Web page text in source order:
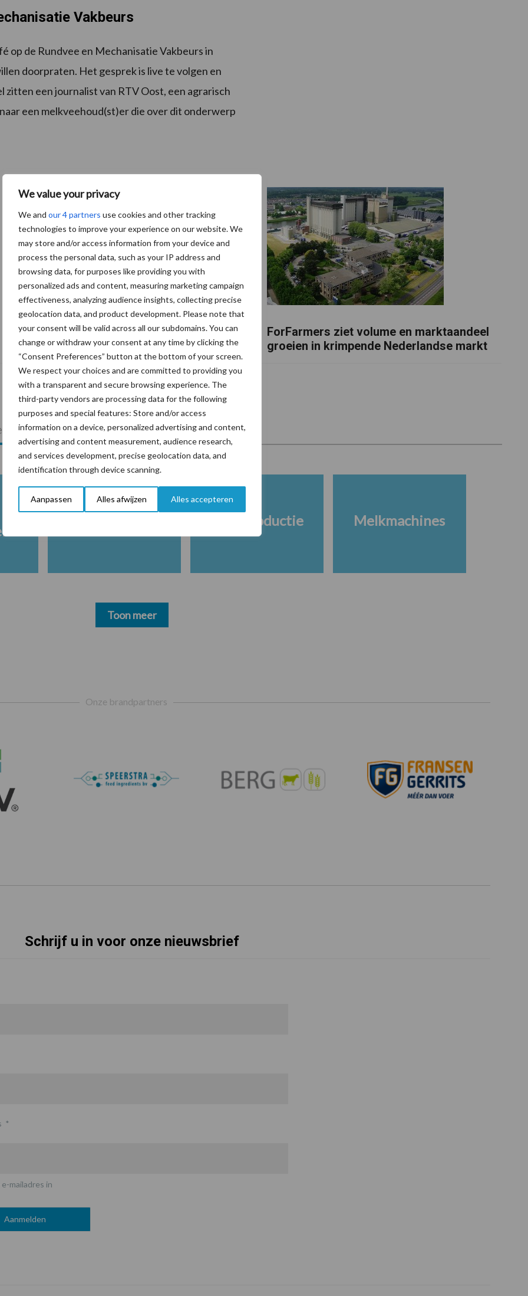
We value your privacy
We and our 4 partners use cookies and other tracking
technologies to improve your experience on our website. We
may store and/or access information from your device and
process the personal data, such as your IP address and
browsing data, for purposes like providing you with
personalized ads and content, measuring marketing campaign
effectiveness, analyzing audience insights, collecting precise
geolocation data, and product development. Please note that
your consent will be valid across all our subdomains. You can
change or withdraw your consent at any time by clicking the
“Consent Preferences” button at the bottom of your screen.
We respect your choices and are committed to providing you
with a transparent and secure browsing experience. The
third-party vendors are processing data for the following
purposes and special features: Store and/or access
information on a device, personalized advertising and content,
advertising and content measurement, audience research,
and services development, precise geolocation data, and
identification through device scanning.
Aanpassen Alles afwijzen Alles accepteren
Vakbeurs
op de Rundvee en Mechanisatie Vakbeurs in
doorpraten. Het gesprek is live te volgen en
zitten een journalist van RTV Oost, een agrarisch
een melkveehoud(st)er die over dit onderwerp
De speenhuid: een vaak onderschatte
risicofactor voor mastitis
ForFarmers ziet volume en marktaandeel
groeien in krimpende Nederlandse markt
Veevoer Wet en regelgeving
Melkproductie Melkmachines
Toon meer
Onze brandpartners
Schrijf u in voor onze nieuwsbrief
*
mailadres in